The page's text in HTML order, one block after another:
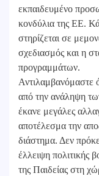
εκπαιδευμένο
κονδύλια της ΕΕ.
στηρίζεται σε
σχεδιασμός και η
προγραμμάτων.
Αντιλαμβανόμαστε
από την ανάληψη
έκανε μεγάλες
αποτέλεσμα την
διάστημα. Δεν
έλλειψη πολιτικής
της Παιδείας στη